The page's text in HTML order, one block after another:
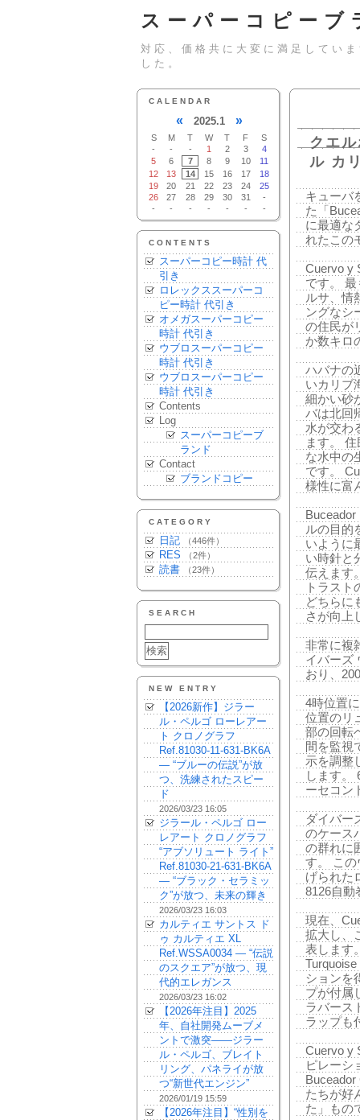
スーパーコピー
対応、価格共に大変に満足してい
した。
クエ
ル カ
キューバ
た「
に最適な
れたこの
Cuervo y
です。
ルサ、情
ングなシ
の住民が
か数キロ
ハバナの
いカリブ
細かい砂
バは北回
水が交わ
ます。
な水中の
です。
様性に富
ルの目的
いように
い時針と
伝えます
トラス
どちらに
さが向上
非常に複
イバーズ
おり、
4時位置
位置のリ
部の回転
間を監視
示を調整
します。
ーセコン
ダイバー
のケース
の群れに
す。 この
げられた
8126自動
現在、
拡大し、
表します
ションを
プが付属
ラバース
ラップも
Cuervo y
ピレーシ
たちが好
た」もの
CALENDAR
« 2025.1 »
S M T W T F
S
-
- - 1 2 3
4
5
6 7 8 9 10
11
12
13 14 15 16 17
18
19
20 21 22 23 24
25
26
27 28 29 30 31
-
-
- - - - - -
CONTENTS
スーパーコピー時計 代
引き
ロレックススーパーコ
ピー時計 代引き
オメガスーパーコピー
時計 代引き
ウブロスーパーコピー
時計 代引き
ウブロスーパーコピー
時計 代引き
Contents
Log
スーパーコピーブ
ランド
Contact
ブランドコピー
CATEGORY
日記 （446件）
RES （2件）
読書 （23件）
SEARCH
NEW ENTRY
【2026新作】ジラー
ル・ペルゴ ローレアー
ト クロノグラフ
Ref.81030-11-631-BK6A
— “ブルーの伝説”が放
つ、洗練されたスピー
ド
2026/03/23 16:05
ジラール・ペルゴ ロー
レアート クロノグラフ
“アブソリュート ライト”
Ref.81030-21-631-BK6A
— “ブラック・セラミッ
ク”が放つ、未来の輝き
2026/03/23 16:03
カルティエ サントス ド
ゥ カルティエ XL
Ref.WSSA0034 — “伝説
のスクエア”が放つ、現
代的エレガンス
2026/03/23 16:02
【2026年注目】2025
年、自社開発ムーブメ
ントで激突——ジラー
ル・ペルゴ、ブレイト
リング、パネライが放
つ“新世代エンジン”
2026/01/19 15:59
【2026年注目】“性別を